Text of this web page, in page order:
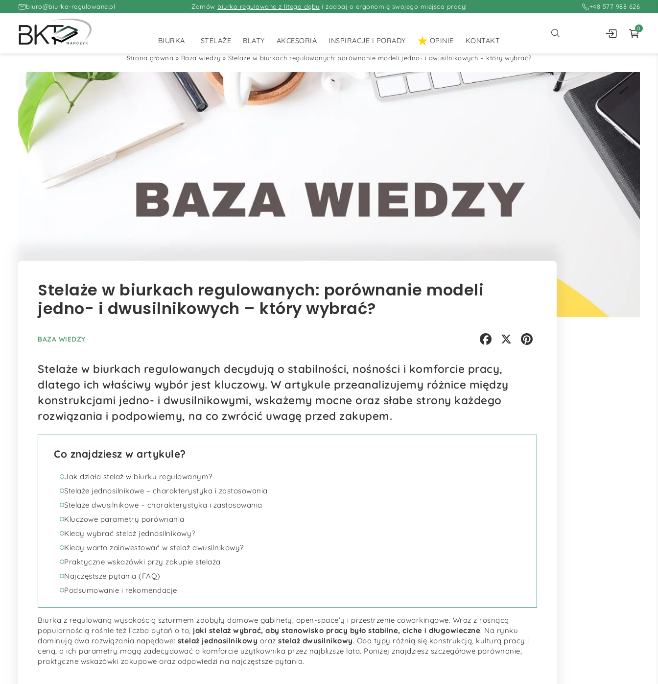
biuro@biurka-regulowane.pl Zamów biurko regulowane z litego dębu i zadbaj o ergonomię swojego miejsca pracy! +48 577 988 626
BIURKA STELAŻE BLATY AKCESORIA INSPIRACJE I PORADY OPINIE KONTAKT
0
Strona główna » Baza wiedzy » Stelaże w biurkach regulowanych: porównanie modeli jedno- i dwusilnikowych – który wybrać?
Stelaże w biurkach regulowanych: porównanie modeli
jedno- i dwusilnikowych – który wybrać?
BAZA WIEDZY
Stelaże w biurkach regulowanych decydują o stabilności, nośności i komforcie pracy,
dlatego ich właściwy wybór jest kluczowy. W artykule przeanalizujemy różnice między
konstrukcjami jedno- i dwusilnikowymi, wskażemy mocne oraz słabe strony każdego
rozwiązania i podpowiemy, na co zwrócić uwagę przed zakupem.
Co znajdziesz w artykule?
Jak działa stelaż w biurku regulowanym?
Stelaże jednosilnikowe – charakterystyka i zastosowania
Stelaże dwusilnikowe – charakterystyka i zastosowania
Kluczowe parametry porównania
Kiedy wybrać stelaż jednosilnikowy?
Kiedy warto zainwestować w stelaż dwusilnikowy?
Praktyczne wskazówki przy zakupie stelaża
Najczęstsze pytania (FAQ)
Podsumowanie i rekomendacje
Biurka z regulowaną wysokością szturmem zdobyły domowe gabinety, open-space’y i przestrzenie coworkingowe. Wraz z rosnącą
popularnością rośnie też liczba pytań o to, jaki stelaż wybrać, aby stanowisko pracy było stabilne, ciche i długowieczne. Na rynku
dominują dwa rozwiązania napędowe: stelaż jednosilnikowy oraz stelaż dwusilnikowy. Oba typy różnią się konstrukcją, kulturą pracy i
ceną, a ich parametry mogą zadecydować o komforcie użytkownika przez najbliższe lata. Poniżej znajdziesz szczegółowe porównanie,
praktyczne wskazówki zakupowe oraz odpowiedzi na najczęstsze pytania.